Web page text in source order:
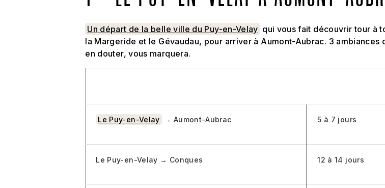
Un départ de la belle ville du Puy-en-Velay qui vous fait découvrir tour à
la Margeride et le Gévaudau, pour arriver à Aumont-Aubrac. 3
en douter, vous marquera.
Le Puy-en-Velay → Aumont-Aubrac 5 à 7 jours
Le Puy-en-Velay → Conques 12 à 14 jours